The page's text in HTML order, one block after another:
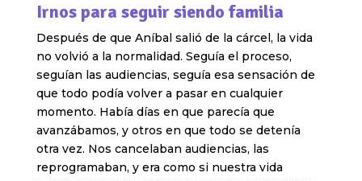
Irnos para seguir siendo familia
Después de que Aníbal salió de la cárcel, la vida
no volvió a la normalidad. Seguía el proceso,
seguían las audiencias, seguía esa sensación de
que todo podía volver a pasar en cualquier
momento. Había días en que parecía que
avanzábamos, y otros en que todo se detenía
otra vez. Nos cancelaban audiencias, las
reprogramaban, y era como si nuestra vida